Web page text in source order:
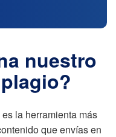
nuestro
la herramienta más
que envías en